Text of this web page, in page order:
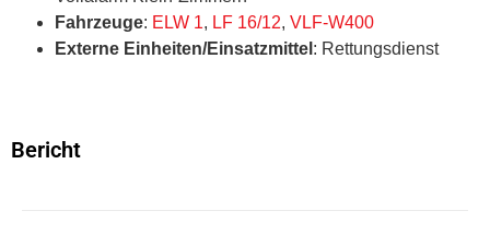
Fahrzeuge: ELW 1, LF 16/12, VLF-W400
Externe Einheiten/Einsatzmittel : Rettungsdienst
Bericht